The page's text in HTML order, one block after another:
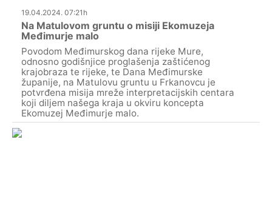
19.04.2024. 07:21h
Na Matulovom gruntu o misiji Ekomuzeja
Međimurje malo
Povodom Međimurskog dana rijeke Mure,
odnosno godišnjice proglašenja zaštićenog
krajobraza te rijeke, te Dana Međimurske
županije, na Matulovu gruntu u Frkanovcu je
potvrđena misija mreže interpretacijskih centara
koji diljem našega kraja u okviru koncepta
Ekomuzej Međimurje malo.